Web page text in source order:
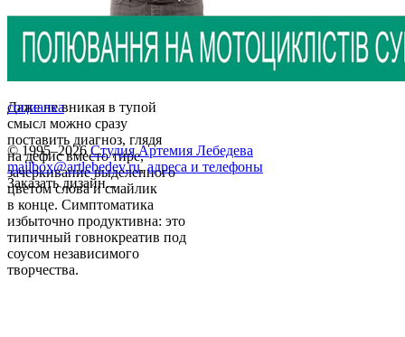
Даже не вникая в тупой
смысл можно сразу
поставить диагноз, глядя
на дефис вместо тире,
зачеркивание выделенного
цветом слова и смайлик
в конце. Симптоматика
избыточно продуктивна: это
типичный говнокреатив под
соусом независимого
творчества.
социалка
© 1995–2026 Студия Артемия Лебедева
mailbox@artlebedev.ru, адреса и телефоны
Заказать дизайн...